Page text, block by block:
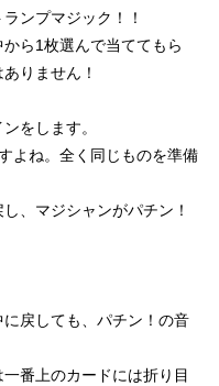
ンプマジック！！
ら1枚選んで当ててもら
りません！
をします。
よね。全く同じものを準備
、マジシャンがパチン！
戻しても、パチン！の音
番上のカードには折り目